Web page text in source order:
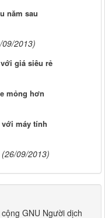
năm sau
09/2013)
giá siêu rẻ
mỏng hơn
máy tính
(26/09/2013)
GNU Người dịch